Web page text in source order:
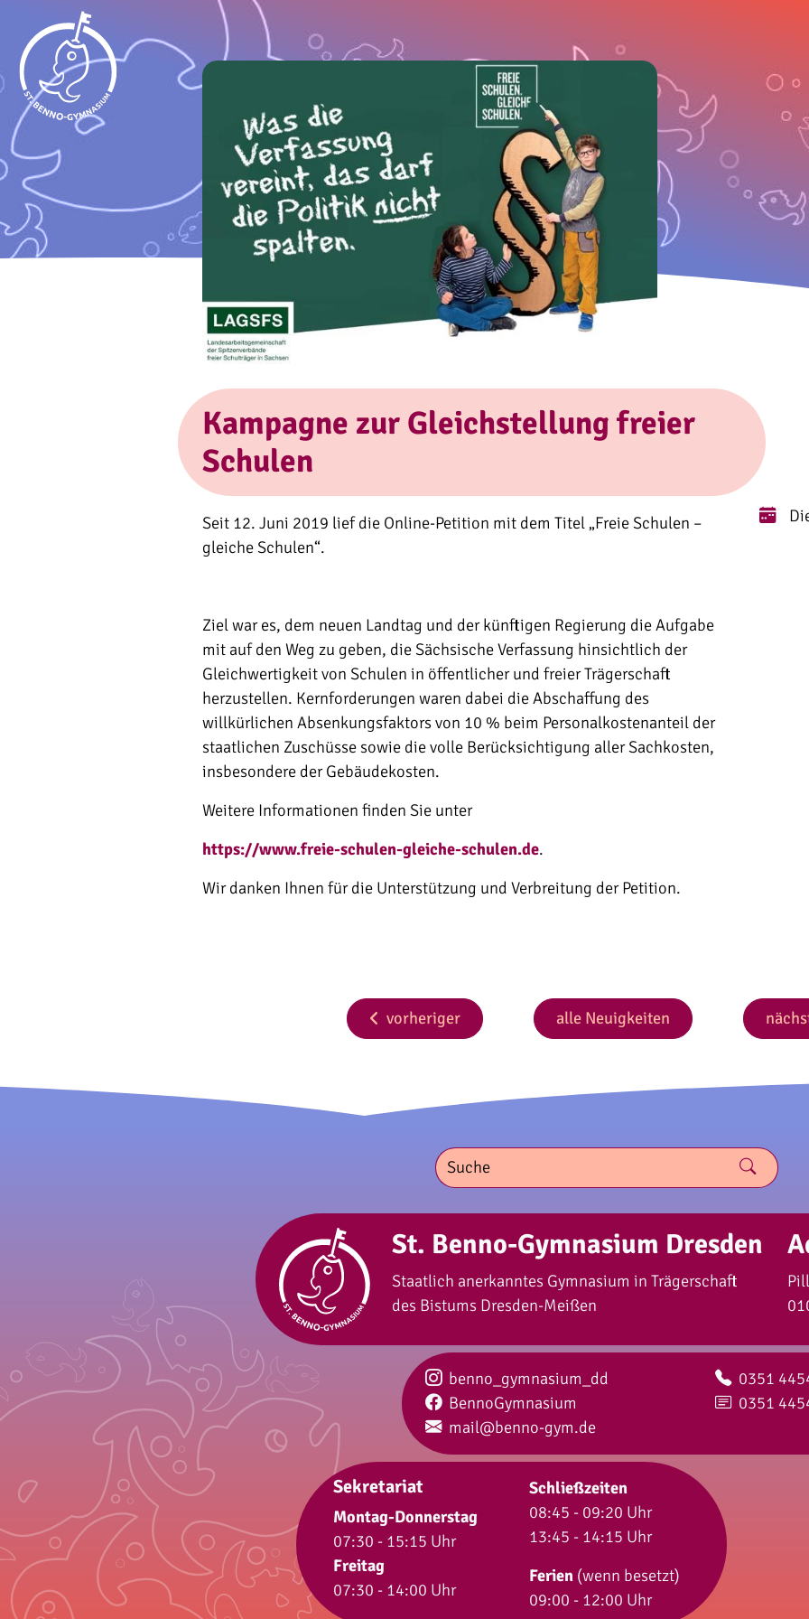
St. Benno-Gymnasium Dresden
Kampagne zur Gleichstellung freier
Schulen
Seit 12. Juni 2019 lief die Online-Petition mit dem Titel „Freie Schulen –
gleiche Schulen“.
Ziel war es, dem neuen Landtag und der künftigen Regierung die Aufgabe
mit auf den Weg zu geben, die Sächsische Verfassung hinsichtlich der
Gleichwertigkeit von Schulen in öffentlicher und freier Trägerschaft
herzustellen. Kernforderungen waren dabei die Abschaffung des
willkürlichen Absenkungsfaktors von 10 % beim Personalkostenanteil der
staatlichen Zuschüsse sowie die volle Berücksichtigung aller Sachkosten,
insbesondere der Gebäudekosten.
Weitere Informationen finden Sie unter
https://www.freie-schulen-gleiche-schulen.de.
Wir danken Ihnen für die Unterstützung und Verbreitung der Petition.
alle Neuigkeiten
vorheriger
St. Benno-Gymnasium Dresden
Staatlich anerkanntes Gymnasium in Trägerschaft
des Bistums Dresden-Meißen
Instagram:
benno_gymnasium_dd
Facebook:
BennoGymnasium
Email:mail@benno-gym.de
Telefon:
0351
Fax:0351
Sekretariat
Montag-Donnerstag
07:30 - 15:15 Uhr
Freitag
07:30 - 14:00 Uhr
Schließzeiten
08:45 - 09:20 Uhr
13:45 - 14:15 Uhr
Ferien (wenn besetzt)
09:00 - 12:00 Uhr